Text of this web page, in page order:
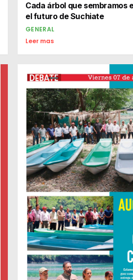
Cada árbol que sembramos
el futuro de Suchiate
GENERAL
Leer mas